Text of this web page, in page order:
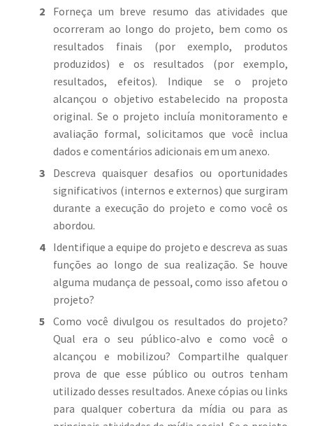
Forneça um breve resumo das atividades que
ocorreram ao longo do projeto, bem como os
resultados finais (por exemplo, produtos
produzidos) e os resultados (por exemplo,
resultados, efeitos). Indique se o projeto
alcançou o objetivo estabelecido na proposta
original. Se o projeto incluía monitoramento e
avaliação formal, solicitamos que você inclua
dados e comentários adicionais em um anexo.
Descreva quaisquer desafios ou oportunidades
significativos (internos e externos) que surgiram
durante a execução do projeto e como você os
abordou.
Identifique a equipe do projeto e descreva as suas
funções ao longo de sua realização. Se houve
alguma mudança de pessoal, como isso afetou o
projeto?
Como você divulgou os resultados do projeto?
Qual era o seu público-alvo e como você o
alcançou e mobilizou? Compartilhe qualquer
prova de que esse público ou outros tenham
utilizado desses resultados. Anexe cópias ou links
para qualquer cobertura da mídia ou para as